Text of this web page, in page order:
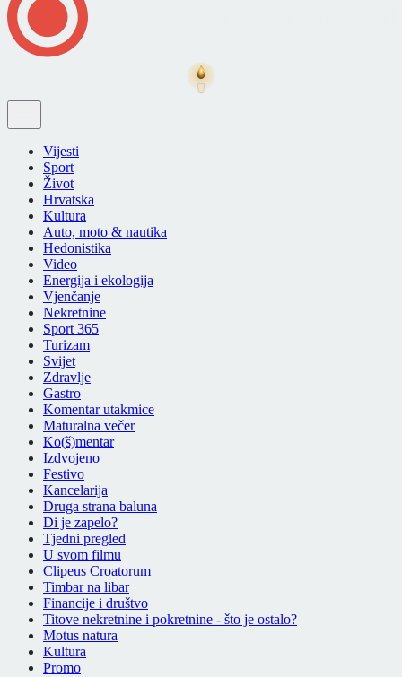
Vijesti
Sport
Život
Hrvatska
Kultura
Auto, moto & nautika
Hedonistika
Video
Energija i ekologija
Vjenčanje
Nekretnine
Sport 365
Turizam
Svijet
Zdravlje
Gastro
Komentar utakmice
Maturalna večer
Ko(š)mentar
Izdvojeno
Festivo
Kancelarija
Druga strana baluna
Di je zapelo?
Tjedni pregled
U svom filmu
Clipeus Croatorum
Timbar na libar
Financije i društvo
Titove nekretnine i pokretnine - što je ostalo?
Motus natura
Kultura
Promo